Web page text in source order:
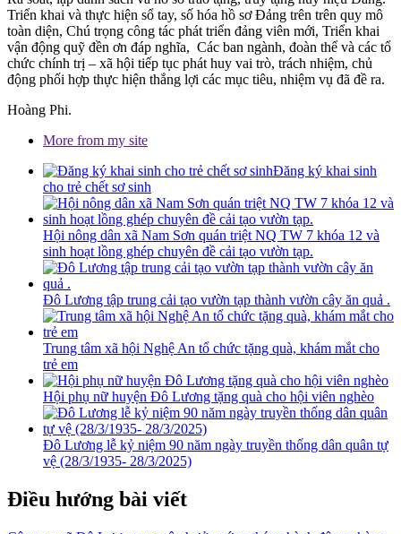
Triển khai và thực hiện sổ tay, số hóa hồ sơ Đảng trên trên quy mô
toàn diện, Chú trọng công tác phát triển đảng viên mới, Triển khai
vận động quỹ đền ơn đáp nghĩa, Các ban ngành, đoàn thể và các tổ
chức chính trị – xã hội tiếp tục phát huy vai trò, trách nhiệm, chủ
động phối hợp thực hiện thắng lợi các mục tiêu, nhiệm vụ đã đề ra.
Hoàng Phi.
More from my site
Đăng ký khai sinh
cho trẻ chết sơ sinh
Hội nông dân xã Nam Sơn quán triệt NQ TW 7 khóa 12 và
sinh hoạt lồng ghép chuyên đề cải tạo vườn tạp.
Đô Lương tập trung cải tạo vườn tạp thành vườn cây ăn quả .
Trung tâm xã hội Nghệ An tổ chức tặng quà, khám mắt cho
trẻ em
Hội phụ nữ huyện Đô Lương tặng quà cho hội viên nghèo
Đô Lương lễ kỷ niệm 90 năm ngày truyền thống dân quân tự
vệ (28/3/1935- 28/3/2025)
Điều hướng bài viết